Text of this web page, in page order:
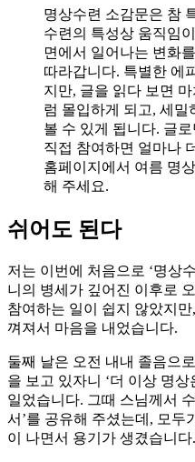
명상수련 소감문은 참
수련의 특성상 움직임
면에서 일어나는 변화
따라갑니다. 특별한 에
지만, 글을 읽다 보면
럼 몰입하게 되고, 세
볼 수 있게 됩니다. 글
직접 참여하면 얼마나
홈페이지에서 여름 명
해 주세요.
쉬어도 된다
저는 이번에 처음으로 ‘명상
니의 병세가 깊어진 이후로
참여하는 일이 쉽지 않았지
껴져서 마음을 내었습니다.
둘째 날은 오전 내내 졸음으
을 보고 있자니 ‘더 이상 명상
일었습니다. 그때 스님께서
서’를 공유해 주셨는데, 모두
이 나면서 용기가 생겼습니다.